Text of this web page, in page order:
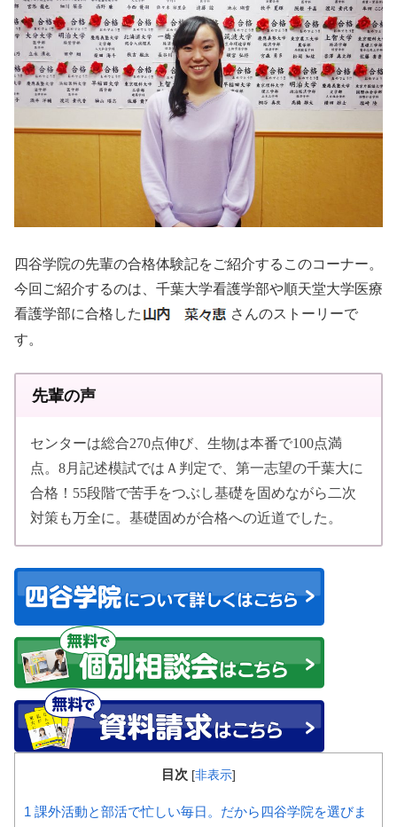
四谷学院の先輩の合格体験記をご紹介するこのコーナー。
今回ご紹介するのは、千葉大学看護学部や順天堂大学医療
看護学部に合格した
さんのストーリーで
す。
先輩の声
センターは総合270点伸び、生物は本番で100点満
点。8月記述模試ではＡ判定で、第一志望の千葉大に
合格！55段階で苦手をつぶし基礎を固めながら二次
対策も万全に。基礎固めが合格への近道でした。
目次 [非表示]
1 課外活動と部活で忙しい毎日。だから四谷学院を選びま